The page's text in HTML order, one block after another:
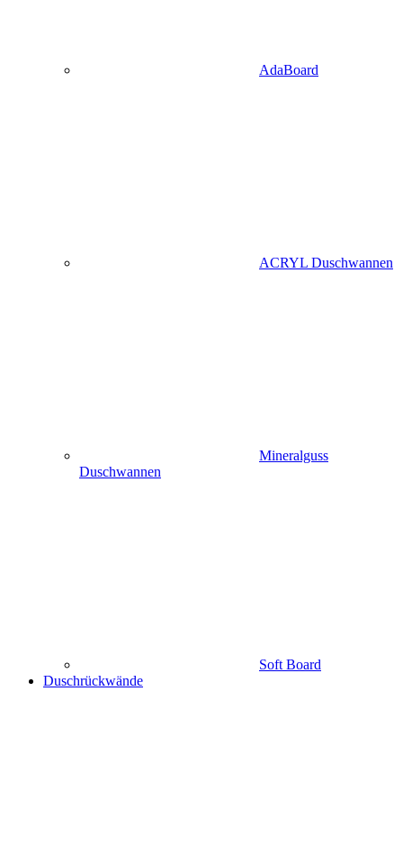
AdaBoard
ACRYL Duschwannen
Mineralguss
Duschwannen
Soft Board
Duschrückwände